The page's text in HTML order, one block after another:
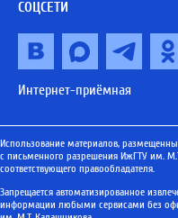
СОЦСЕТИ
Интернет-приёмная
Использование материалов,
с письменного разрешения ИжГТУ им.
соответствующего правообладателя.
Запрещается автоматизированное
информации любыми сервисами без